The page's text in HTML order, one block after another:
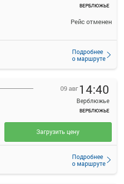
ВЕРБЛЮЖЬЕ
Подробнее
о маршруте
Рейс отменен
09 авг 14:40
Верблюжье
ВЕРБЛЮЖЬЕ
Подробнее
о маршруте
Загрузить цену